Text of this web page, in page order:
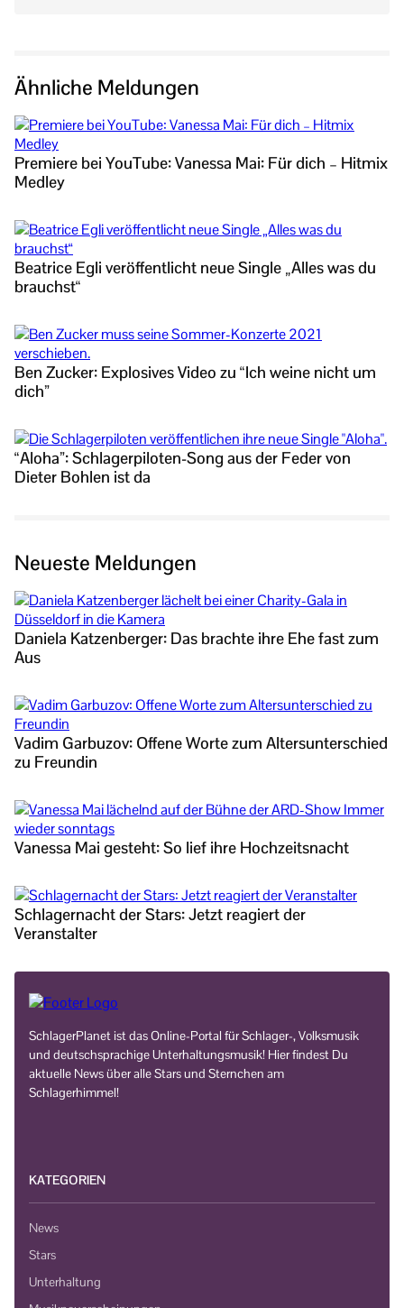
Ähnliche Meldungen
Premiere bei YouTube: Vanessa Mai: Für dich – Hitmix
Medley
Beatrice Egli veröffentlicht neue Single „Alles was du
brauchst“
Ben Zucker: Explosives Video zu “Ich weine nicht um
dich”
“Aloha”: Schlagerpiloten-Song aus der Feder von
Dieter Bohlen ist da
Neueste Meldungen
Daniela Katzenberger: Das brachte ihre Ehe fast zum
Aus
Vadim Garbuzov: Offene Worte zum Altersunterschied
zu Freundin
Vanessa Mai gesteht: So lief ihre Hochzeitsnacht
Schlagernacht der Stars: Jetzt reagiert der
Veranstalter
SchlagerPlanet ist das Online-Portal für Schlager-, Volksmusik
und deutschsprachige Unterhaltungsmusik! Hier findest Du
aktuelle News über alle Stars und Sternchen am
Schlagerhimmel!
KATEGORIEN
News
Stars
Unterhaltung